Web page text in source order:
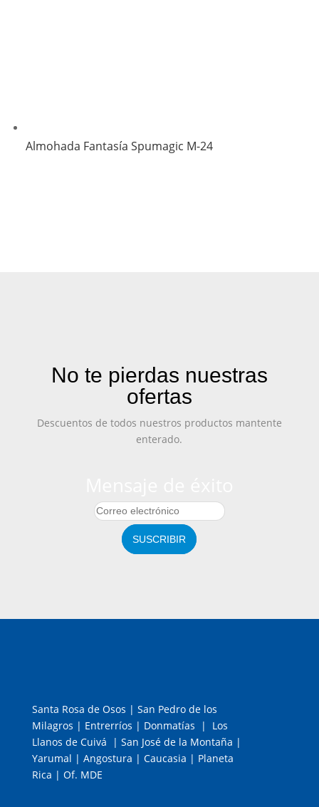
Almohada Fantasía Spumagic M-24
No te pierdas nuestras
ofertas
Descuentos de todos nuestros productos mantente
enterado.
SUSCRIBIR
Santa Rosa de Osos | San Pedro de los
Milagros | Entrerríos | Donmatías | Los
Llanos de Cuivá | San José de la Montaña |
Yarumal | Angostura | Caucasia | Planeta
Rica | Of. MDE